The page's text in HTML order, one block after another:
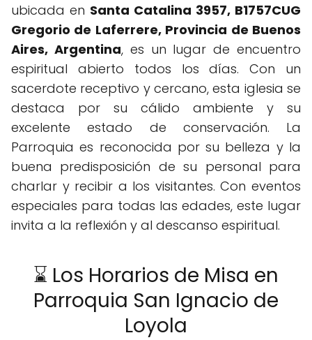
ubicada en Santa Catalina 3957, B1757CUG
Gregorio de Laferrere, Provincia de Buenos
Aires, Argentina, es un lugar de encuentro
espiritual abierto todos los días. Con un
sacerdote receptivo y cercano, esta iglesia se
destaca por su cálido ambiente y su
excelente estado de conservación. La
Parroquia es reconocida por su belleza y la
buena predisposición de su personal para
charlar y recibir a los visitantes. Con eventos
especiales para todas las edades, este lugar
invita a la reflexión y al descanso espiritual.
⌛ Los Horarios de Misa en
Parroquia San Ignacio de
Loyola